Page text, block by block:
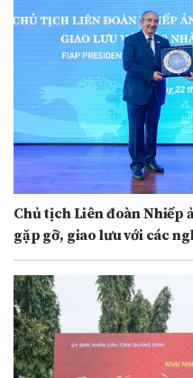
Chủ tịch Liên đoàn Nhiếp
gặp gỡ, giao lưu với các